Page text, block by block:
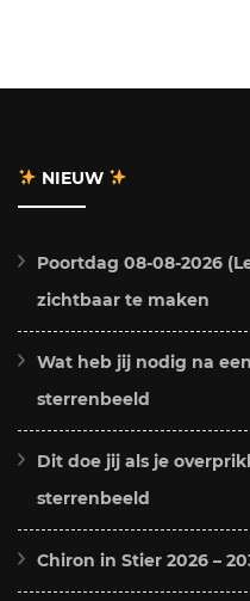
NIEUW
Poortdag 08-08-2026
zichtbaar te maken
Wat heb jij nodig na
sterrenbeeld
Dit doe jij als je
sterrenbeeld
Chiron in Stier 2026 –